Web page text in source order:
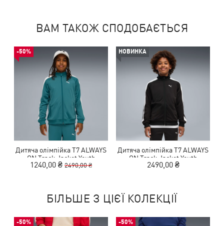
ВАМ ТАКОЖ СПОДОБАЄТЬСЯ
-50%
Дитяча олімпійка T7 ALWAYS
ON Track Jacket Youth
1240,00 ₴ 2490,00 ₴
НОВИНКА
Дитяча олімпійка T7 ALWAYS
ON Track Jacket Youth
2490,00 ₴
БІЛЬШЕ З ЦІЄЇ КОЛЕКЦІЇ
-50% -50%